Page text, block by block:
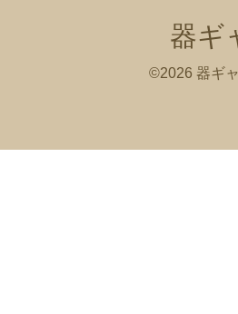
器ギ
©2026 器ギ